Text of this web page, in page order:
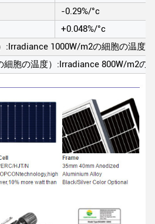
-0.29%/°c
+0.048%/°c
:lrradiance 1000W/m2の細胞の温度
胞の温度）:lrradiance 800W/m2の